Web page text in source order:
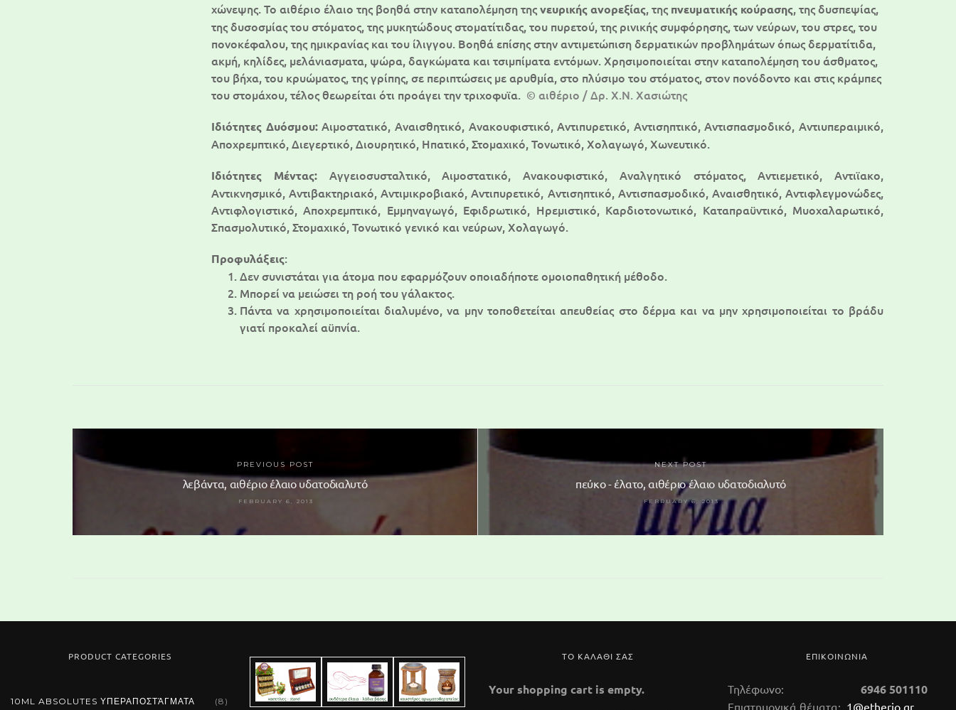
χώνεψης. Το αιθέριο έλαιο της βοηθά στην καταπολέμηση τηςνευρικής ανορεξίας, της πνευματικής κούρασης, της δυσπεψίας,
της δυσοσμίας του στόματος, της μυκητώδους στοματίτιδας, του πυρετού, της ρινικής συμφόρησης, των νεύρων, του στρες, του
πονοκέφαλου, της ημικρανίας και του ίλιγγου. Βοηθά επίσης στην αντιμετώπιση δερματικών προβλημάτων όπως δερματίτιδα,
ακμή, κηλίδες, μελάνιασματα, ψώρα, δαγκώματα και τσιμπίματα εντόμων. Χρησιμοποιείται στην καταπολέμηση του άσθματος,
του βήχα, του κρυώματος, της γρίπης, σε περιπτώσεις με αρυθμία, στο πλύσιμο του στόματος, στον πονόδοντο και στις κράμπες
του στομάχου, τέλος θεωρείται ότι προάγει την τριχοφυϊα. © αιθέριο / Δρ. Χ.Ν. Χασιώτης
Ιδιότητες Δυόσμου:Αιμοστατικό, Αναισθητικό, Ανακουφιστικό, Αντιπυρετικό, Αντισηπτικό, Αντισπασμοδικό, Αντιυπεραιμικό,
Αποχρεμπτικό, Διεγερτικό, Διουρητικό, Ηπατικό, Στομαχικό, Τονωτικό, Χολαγωγό, Χωνευτικό.
Ιδιότητες Μέντας: Αγγειοσυσταλτικό, Αιμοστατικό, Ανακουφιστικό, Αναλγητικό στόματος, Αντιεμετικό, Αντιϊακο,
Αντικνησμικό, Αντιβακτηριακό, Αντιμικροβιακό, Αντιπυρετικό, Αντισηπτικό, Αντισπασμοδικό, Αναισθητικό, Αντιφλεγμονώδες,
Αντιφλογιστικό, Αποχρεμπτικό, Εμμηναγωγό, Εφιδρωτικό, Ηρεμιστικό, Καρδιοτονωτικό, Καταπραϋντικό, Μυοχαλαρωτικό,
Σπασμολυτικό, Στομαχικό, Τονωτικό γενικό και νεύρων, Χολαγωγό.
Προφυλάξεις:
Δεν συνιστάται για άτομα που εφαρμόζουν οποιαδήποτε ομοιοπαθητική μέθοδο.
Μπορεί να μειώσει τη ροή του γάλακτος.
Πάντα να χρησιμοποιείται διαλυμένο, να μην τοποθετείται απευθείας στο δέρμα και να μην χρησιμοποιείται το βράδυ
γιατί προκαλεί αϋπνία.
PREVIOUS POST
λεβάντα, αιθέριο έλαιο υδατοδιαλυτό
FEBRUARY 6, 2013
NEXT POST
πεύκο - έλατο, αιθέριο έλαιο υδατοδιαλυτό
FEBRUARY 6, 2013
PRODUCT CATEGORIES
10ML ABSOLUTES ΥΠΕΡΑΠΟΣΤΆΓΜΑΤΑ (8)
ΤΟ ΚΑΛΑΘΙ ΣΑΣ
Your shopping cart is empty.
ΕΠΙΚΟΙΝΩΝΙΑ
Τηλέφωνο: 6946 501110
Επιστημονικά θέματα: 1@etherio.gr